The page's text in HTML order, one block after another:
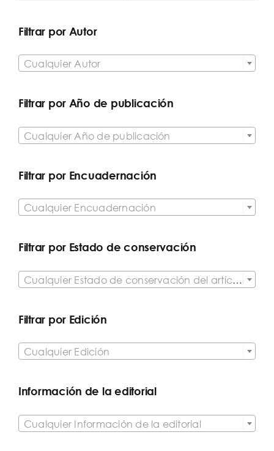
Filtrar por Autor
Cualquier Autor
Filtrar por Año de publicación
Cualquier Año de publicación
Filtrar por Encuadernación
Cualquier Encuadernación
Filtrar por Estado de conservación
Cualquier Estado de conservación del artículo
Filtrar por Edición
Cualquier Edición
Información de la editorial
Cualquier Información de la editorial